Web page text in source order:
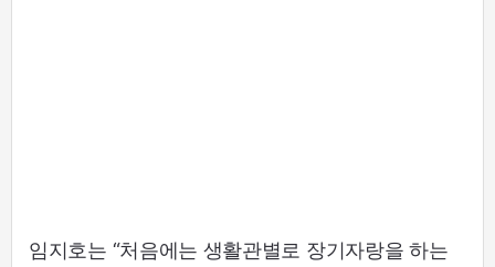
임지호는 “처음에는 생활관별로 장기자랑을 하는